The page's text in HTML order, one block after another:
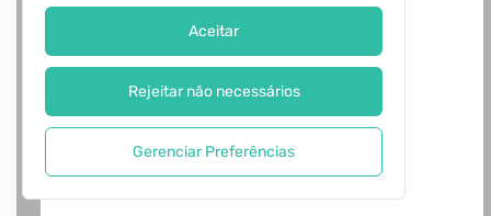
Aceitar
Rejeitar não necessários
Gerenciar Preferências